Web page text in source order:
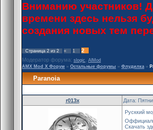
Вниманию участников!
времени здесь нельзя
создания новых тем
Страница 2 из 2 « 1
2
Модератор форума: slogic
AlMod
AMX Mod X Форум » Остальные форумы » Флудилка »
Paranoia
r013x Дата:
Русккий
Скачать